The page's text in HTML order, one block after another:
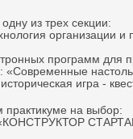
из трех секции:
организации
программ для
«Современные
игра -
практикуме на выбор:
«КОНСТРУКТОР